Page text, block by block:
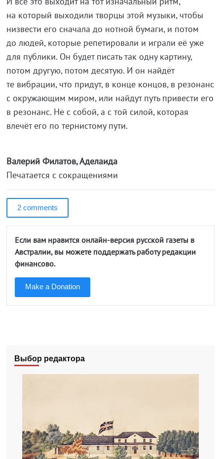
на который выходили творцы этой музыки, чтобы
низвести его сначала до нотной бумаги, и потом
до людей, которые репетировали и играли её уже
для публики. Он будет писать так одну картину,
потом другую, потом десятую. И он найдёт
те вибрации, что придут, в конце концов, в резонанс
с окружающим миром, или найдут путь привести его
в резонанс. Не с собой, а с той силой, которая
влечёт его по тернистому пути.
Валерий Филатов, Аделаида
Печатается с сокращениями
2 comments
Если вам нравится онлайн-версия русской газеты в
Австралии, вы можете поддержать работу редакции
финансово.
Make a Donation
Выбор редактора